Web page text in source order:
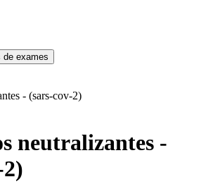
de exames
- (sars-cov-2)
neutralizantes -